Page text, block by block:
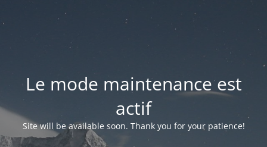
Le mode maintenance est
actif
Site will be available soon. Thank you for your patience!